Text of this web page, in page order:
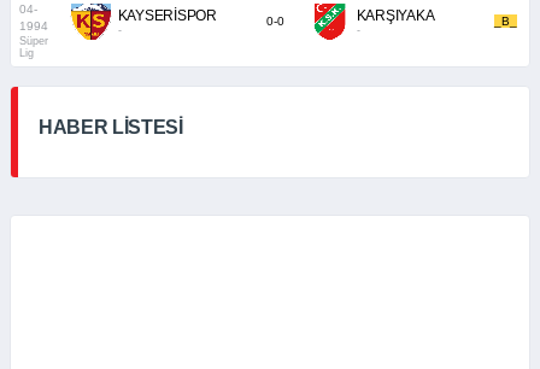
04-
1994
Süper
Lig
KAYSERİSPOR
-
0-0 KARŞIYAKA
-
_B_
HABER LİSTESİ